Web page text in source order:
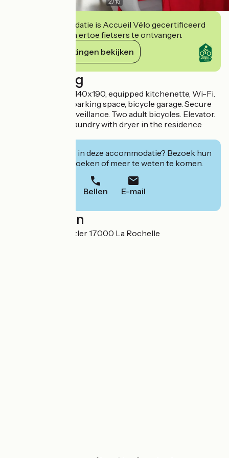
Deze accommodatie is Accueil Vélo gecertificeerd
en verbindt zich ertoe fietsers te ontvangen.
Haar verplichtingen bekijken
Beschrijving
Comfortable bed 140x190, equipped kitchenette, Wi-Fi.
Private reserved parking space, bicycle garage. Secure
access - video surveillance. Two adult bicycles. Elevator.
Linen provided. Laundry with dryer in the residence
Geïnteresseerd in deze accommodatie? Bezoek hun
website om te boeken of meer te weten te komen.
Bellen E-mail
Localisation
20, rue Alfred Kästler 17000 La Rochelle